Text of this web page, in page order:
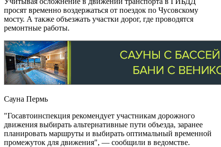
просят временно воздержаться от поездок по Чусовскому
мосту. А также объезжать участки дорог, где проводятся
ремонтные работы.
Сауна Пермь
"Госавтоинспекция рекомендует участникам дорожного
движения выбирать альтернативные пути объезда, заранее
планировать маршруты и выбирать оптимальный временной
промежуток для движения", — сообщили в ведомстве.